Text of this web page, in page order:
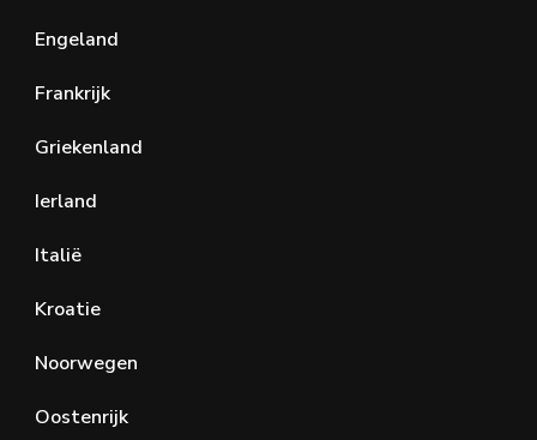
Engeland
Frankrijk
Griekenland
Ierland
Italië
Kroatie
Noorwegen
Oostenrijk